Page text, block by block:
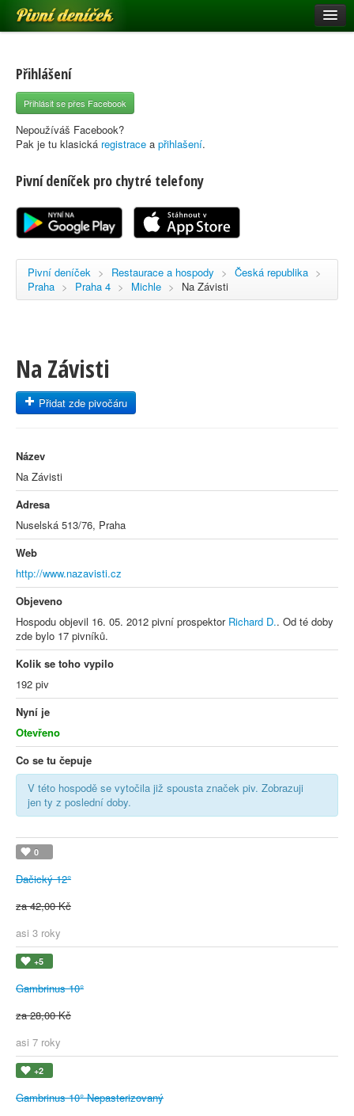
Pivní deníček
Pivní mapa
Pivní značky
Nápověda
Registrace
Přihlášení
Přihlásit se přes Facebook
Nepoužíváš Facebook?
Pak je tu klasická registrace a přihlašení.
Pivní deníček pro chytré telefony
Pivní deníček > Restaurace a hospody > Česká republika >
Praha > Praha 4 > Michle > Na Závisti
Na Závisti
Přidat zde pivočáru
Název
Na Závisti
Adresa
Nuselská 513/76, Praha
Web
http://www.nazavisti.cz
Objeveno
Hospodu objevil 16. 05. 2012 pivní prospektor Richard D.. Od té doby
zde bylo 17 pivníků.
Kolik se toho vypilo
192 piv
Nyní je
Otevřeno
Co se tu čepuje
V této hospodě se vytočila již spousta značek piv. Zobrazuji
jen ty z poslední doby.
0
Dačický 12°
za 42,00 Kč
asi 3 roky
+5
Gambrinus 10°
za 28,00 Kč
asi 7 roky
+2
Gambrinus 10° Nepasterizovaný